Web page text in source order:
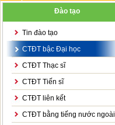
Đào tạo
Tin đào tạo
CTĐT bậc Đại học
CTĐT Thạc sĩ
CTĐT Tiến sĩ
CTĐT liên kết
CTĐT bằng tiếng nước ngoài